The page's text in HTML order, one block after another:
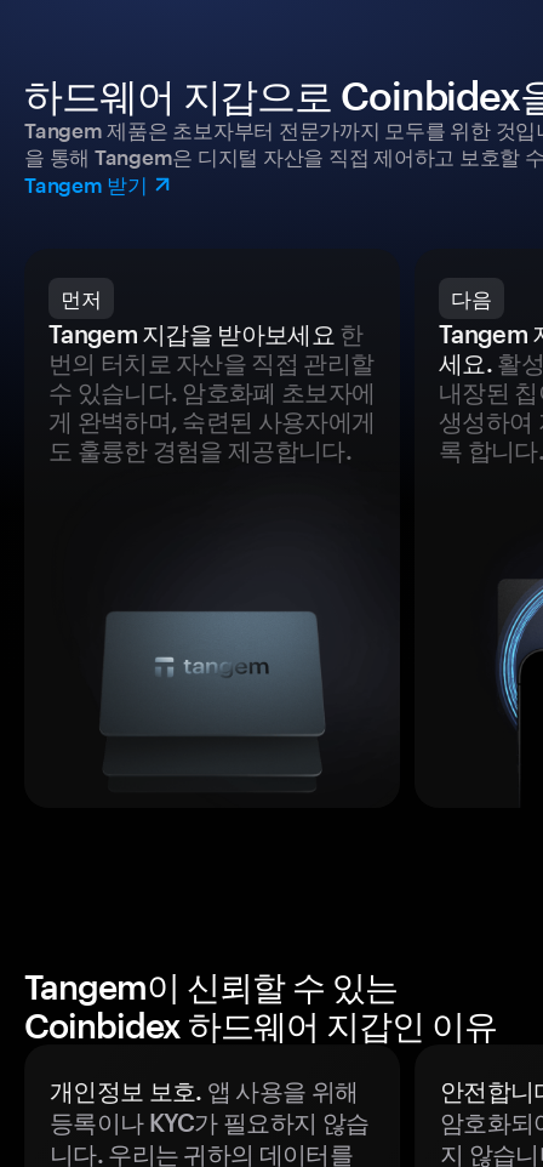
하드웨어 지갑으로 Coinbidex
Tangem 제품은 초보자부터 전문가까지 모두를 위한 것
을 통해 Tangem은 디지털 자산을 직접 제어하고 보호할
Tangem 받기
먼저
Tangem 지갑을 받아보세요 한
번의 터치로 자산을 직접 관리할
수 있습니다. 암호화폐 초보자에
게 완벽하며, 숙련된 사용자에게
도 훌륭한 경험을 제공합니다.
다음
Tangem
세요.활
내장된
생성하여
록 합니다.
Tangem이 신뢰할 수 있는
Coinbidex 하드웨어 지갑인 이유
개인정보 보호. 앱 사용을 위해
등록이나 KYC가 필요하지 않습
니다. 우리는 귀하의 데이터를
안전합니
암호화되
지 않습